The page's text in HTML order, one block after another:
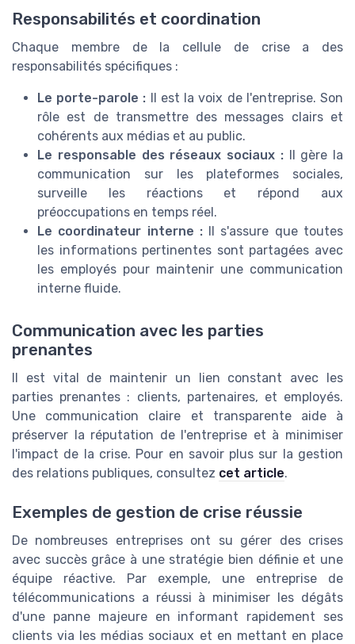
Responsabilités et coordination
Chaque membre de la cellule de crise a des
responsabilités spécifiques :
Le porte-parole : Il est la voix de l'entreprise. Son
rôle est de transmettre des messages clairs et
cohérents aux médias et au public.
Le responsable des réseaux sociaux :Il gère la
communication sur les plateformes sociales,
surveille les réactions et répond aux
préoccupations en temps réel.
Le coordinateur interne :Il s'assure que toutes
les informations pertinentes sont partagées avec
les employés pour maintenir une communication
interne fluide.
Communication avec les parties
prenantes
Il est vital de maintenir un lien constant avec les
parties prenantes : clients, partenaires, et employés.
Une communication claire et transparente aide à
préserver la réputation de l'entreprise et à minimiser
l'impact de la crise. Pour en savoir plus sur la gestion
des relations publiques, consultez cet article.
Exemples de gestion de crise réussie
De nombreuses entreprises ont su gérer des crises
avec succès grâce à une stratégie bien définie et une
équipe réactive. Par exemple, une entreprise de
télécommunications a réussi à minimiser les dégâts
d'une panne majeure en informant rapidement ses
clients via les médias sociaux et en mettant en place